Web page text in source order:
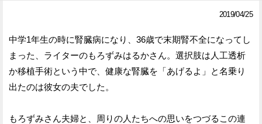
ェ
ア
す
ェ
2019/04/25
中学1年生の時に腎臓病になり、36歳で末期腎不全になってし
まった、ライターのもろずみはるかさん。選択肢は人工透析
か移植手術という中で、健康な腎臓を「あげるよ」と名乗り
出たのは彼女の夫でした。
もろずみさん夫婦と、周りの人たちへの思いをつづるこの連